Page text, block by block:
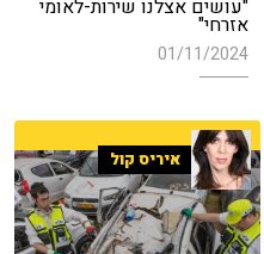
"עושים אצלנו שירות-לאומי
אזרחי"
01/11/2024
איריס קול